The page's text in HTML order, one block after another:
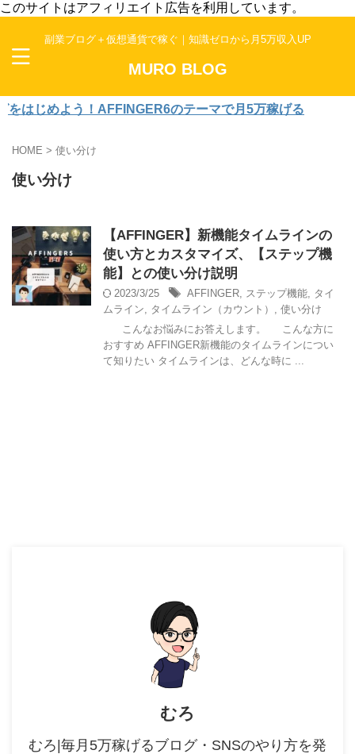
このサイトはアフィリエイト広告を利用しています。
副業ブログ＋仮想通貨で稼ぐ｜知識ゼロから月5万収入UP
MURO BLOG
はじめよう！AFFINGER6のテーマで月5万稼げる
HOME > 使い分け
使い分け
【AFFINGER】新機能タイムラインの
使い方とカスタマイズ、【ステップ機
能】との使い分け説明
2023/3/25 AFFINGER, ステップ機能, タイ
ムライン, タイムライン（カウント） , 使い分け
こんなお悩みにお答えします。 こんな方に
おすすめ AFFINGER新機能のタイムラインについ
て知りたい タイムラインは、どんな時に ...
むろ
むろ|毎月5万稼げるブログ・SNSのやり方を発